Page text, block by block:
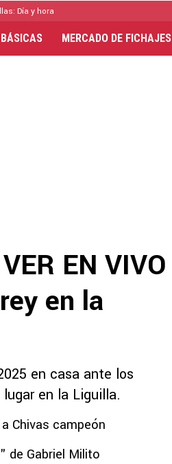
Día y hora
MERCADO DE FICHAJES
EN VIVO
en la
en casa ante los
en la Liguilla.
Chivas campeón
de Gabriel Milito